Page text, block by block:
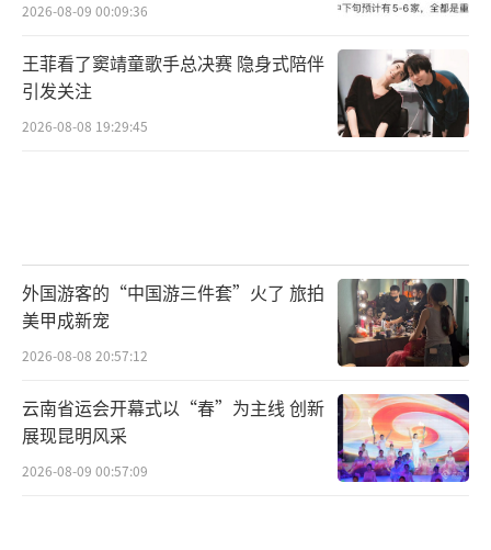
2026-08-09 00:09:36
王菲看了窦靖童歌手总决赛 隐身式陪伴
引发关注
2026-08-08 19:29:45
外国游客的“中国游三件套”火了 旅拍
美甲成新宠
2026-08-08 20:57:12
云南省运会开幕式以“春”为主线 创新
展现昆明风采
2026-08-09 00:57:09